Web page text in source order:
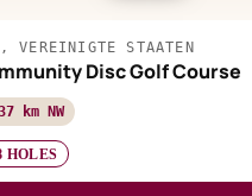
VEREINIGTE STAATEN
Disc Golf Course
km NW
HOLES